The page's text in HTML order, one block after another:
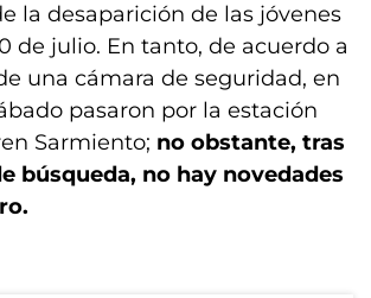
la desaparición de las jóvenes
de julio. En tanto, de acuerdo a
una cámara de seguridad, en
pasaron por la estación
Sarmiento; no obstante, tras
búsqueda, no hay novedades